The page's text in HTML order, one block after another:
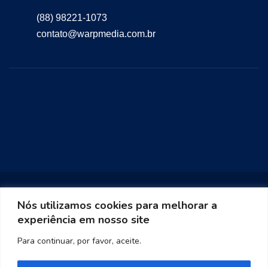
Nós utilizamos cookies para melhorar a
experiência em nosso site
Para continuar, por favor, aceite.
(88) 98221-1073
contato@warpmedia.com.br